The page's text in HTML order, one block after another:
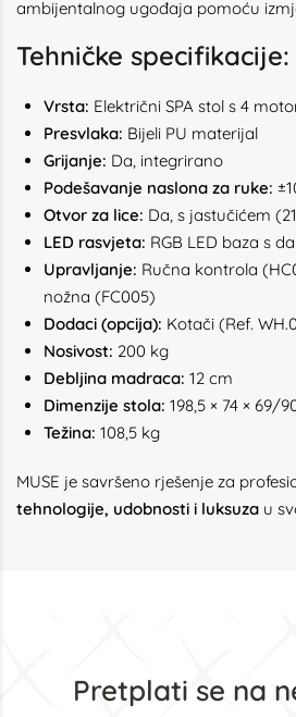
ambijentalnog ugođaja pomoću
Tehničke specifikacije:
Vrsta: Električni SPA stol s 4
Presvlaka: Bijeli PU materijal
Grijanje: Da, integrirano
Podešavanje naslona za ruke:
Otvor za lice: Da, s jastučićem
LED rasvjeta: RGB LED baza s
Upravljanje: Ručna kontrola
nožna (FC005)
Dodaci (opcija): Kotači (Ref.
Nosivost: 200 kg
Debljina madraca: 12 cm
Dimenzije stola: 198,5 × 74 × 69/
Težina: 108,5 kg
MUSE je savršeno rješenje za
tehnologije, udobnosti i luksuza u
Pretplati se na